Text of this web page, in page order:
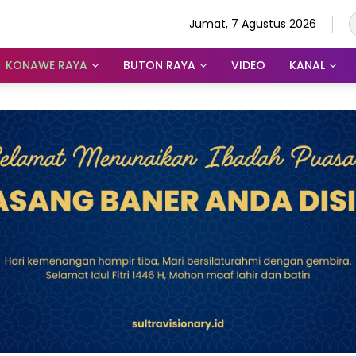
Jumat, 7 Agustus 2026
KONAWE RAYA BUTON RAYA VIDEO KANAL